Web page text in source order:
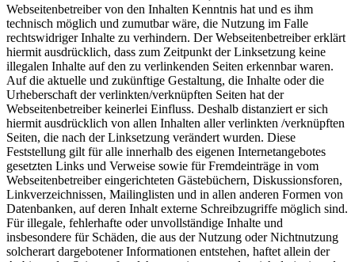
Webseitenbetreiber von den Inhalten Kenntnis hat und es ihm
technisch möglich und zumutbar wäre, die Nutzung im Falle
rechtswidriger Inhalte zu verhindern. Der Webseitenbetreiber erklärt
hiermit ausdrücklich, dass zum Zeitpunkt der Linksetzung keine
illegalen Inhalte auf den zu verlinkenden Seiten erkennbar waren.
Auf die aktuelle und zukünftige Gestaltung, die Inhalte oder die
Urheberschaft der verlinkten/verknüpften Seiten hat der
Webseitenbetreiber keinerlei Einfluss. Deshalb distanziert er sich
hiermit ausdrücklich von allen Inhalten aller verlinkten /verknüpften
Seiten, die nach der Linksetzung verändert wurden. Diese
Feststellung gilt für alle innerhalb des eigenen Internetangebotes
gesetzten Links und Verweise sowie für Fremdeinträge in vom
Webseitenbetreiber eingerichteten Gästebüchern, Diskussionsforen,
Linkverzeichnissen, Mailinglisten und in allen anderen Formen von
Datenbanken, auf deren Inhalt externe Schreibzugriffe möglich sind.
Für illegale, fehlerhafte oder unvollständige Inhalte und
insbesondere für Schäden, die aus der Nutzung oder Nichtnutzung
solcherart dargebotener Informationen entstehen, haftet allein der